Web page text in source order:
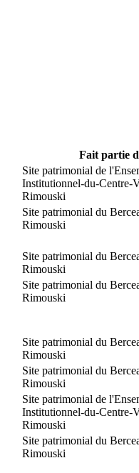
Fait partie
Site patrimonial de
Institutionnel-du-Centre-
Rimouski
Site patrimonial du
Rimouski
Site patrimonial du
Rimouski
Site patrimonial du
Rimouski
Site patrimonial du
Rimouski
Site patrimonial du
Rimouski
Site patrimonial de
Institutionnel-du-Centre-
Rimouski
Site patrimonial du
Rimouski